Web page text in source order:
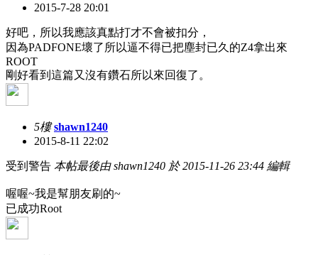
2015-7-28 20:01
好吧，所以我應該真點打才不會被扣分，
因為PADFONE壞了所以逼不得已把塵封已久的Z4拿出來
ROOT
剛好看到這篇又沒有鑽石所以來回復了。
5樓 shawn1240
2015-8-11 22:02
受到警告 本帖最後由 shawn1240 於 2015-11-26 23:44 編輯
喔喔~我是幫朋友刷的~
已成功Root